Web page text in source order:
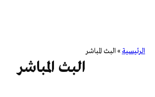
الرئيسية» البث المباشر
البث المباشر